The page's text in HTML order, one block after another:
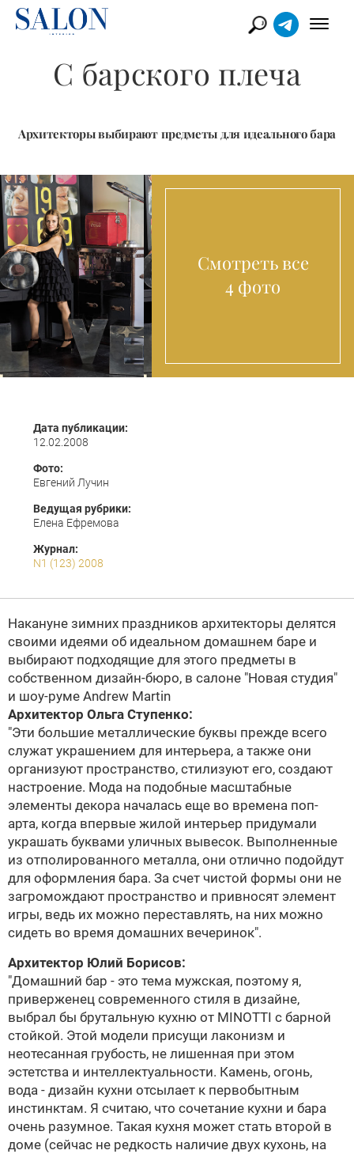
С барского плеча
Архитекторы выбирают предметы для идеального бара
Смотреть все
4 фото
Дата публикации:
12.02.2008
Фото:
Евгений Лучин
Ведущая рубрики:
Елена Ефремова
Журнал:
N1 (123) 2008
Накануне зимних праздников архитекторы делятся
своими идеями об идеальном домашнем баре и
выбирают подходящие для этого предметы в
собственном дизайн-бюро, в салоне "Новая студия"
и шоу-руме Andrew Martin
Архитектор Ольга Ступенко:
"Эти большие металлические буквы прежде всего
служат украшением для интерьера, а также они
организуют пространство, стилизуют его, создают
настроение. Мода на подобные масштабные
элементы декора началась еще во времена поп-
арта, когда впервые жилой интерьер придумали
украшать буквами уличных вывесок. Выполненные
из отполированного металла, они отлично подойдут
для оформления бара. За счет чистой формы они не
загромождают пространство и привносят элемент
игры, ведь их можно переставлять, на них можно
сидеть во время домашних вечеринок".
Архитектор Юлий Борисов:
"Домашний бар - это тема мужская, поэтому я,
приверженец современного стиля в дизайне,
выбрал бы брутальную кухню от MINOTTI с барной
стойкой. Этой модели присущи лаконизм и
неотесанная грубость, не лишенная при этом
эстетства и интеллектуальности. Камень, огонь,
вода - дизайн кухни отсылает к первобытным
инстинктам. Я считаю, что сочетание кухни и бара
очень разумное. Такая кухня может стать второй в
доме (сейчас не редкость наличие двух кухонь, на